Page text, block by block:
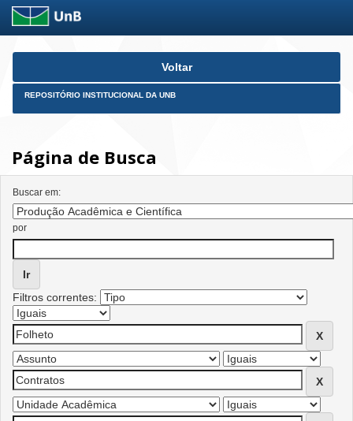
Skip
Voltar
REPOSITÓRIO INSTITUCIONAL DA UNB
Página de Busca
Buscar em:
por
Filtros correntes: